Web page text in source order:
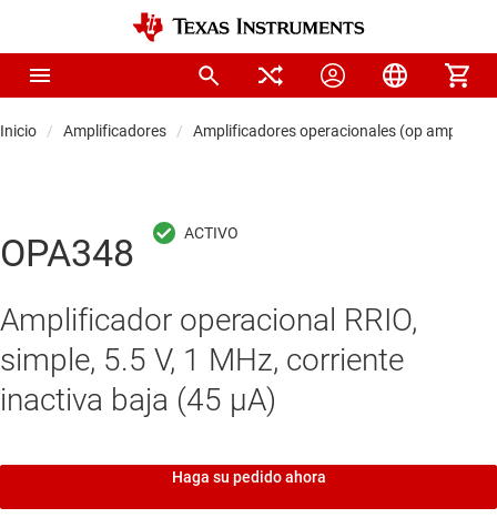
Inicio Amplificadores Amplificadores operacionales (op amps)
OPA348
Amplificador operacional RRIO,
simple, 5.5 V, 1 MHz, corriente
inactiva baja (45 μA)
Haga su pedido ahora